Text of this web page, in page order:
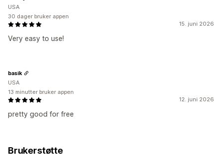
15. juni 2026
Very easy to use!
USA
30 dager bruker appen
12. juni 2026
pretty good for free
basik
USA
13 minutter bruker appen
Brukerstøtte